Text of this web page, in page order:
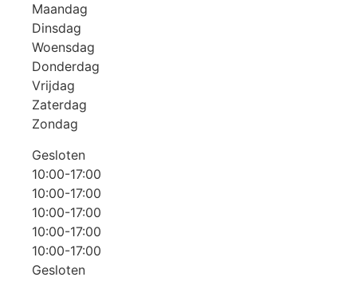
Maandag
Dinsdag
Woensdag
Donderdag
Vrijdag
Zaterdag
Zondag
Gesloten
10:00-17:00
10:00-17:00
10:00-17:00
10:00-17:00
10:00-17:00
Gesloten